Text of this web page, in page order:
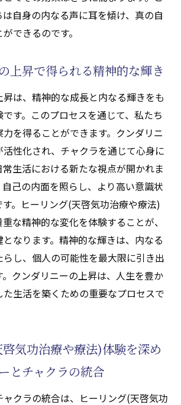
自身の内なる声に耳を傾け、真の自
できるのです。
上昇で得られる精神的な輝き
は、精神的な成長と内なる輝きをも
す。このプロセスを通じて、私たち
を得ることができます。クンダリニ
性化され、チャクラを通じて心身に
生活における新たな視点が開かれま
己の内面を照らし、より高い意識状
。ヒーリング(天啓気功治療や療法)
な精神的な変化を体験することが、
なります。精神的な輝きは、内なる
し、個人の可能性を最大限に引き出
クンダリニーの上昇は、人生を豊か
た生活を築くための重要なプロセスで
気功治療や療法)体験を深め
とチャクラの統合
クラの統合は、ヒーリング(天啓気功